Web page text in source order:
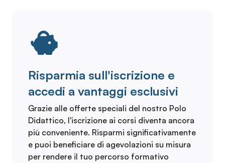
Risparmia sull'iscrizione e
accedi a vantaggi esclusivi
Grazie alle offerte speciali del nostro Polo
Didattico, l'iscrizione ai corsi diventa ancora
più conveniente. Risparmi significativamente
e puoi beneficiare di agevolazioni su misura
per rendere il tuo percorso formativo